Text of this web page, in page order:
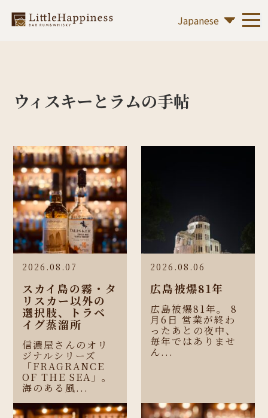
ウィスキーとラムの手帖
2026.08.07
スカイ島の霧・タ
リスカー以外の
選択肢、トラベ
イグ蒸溜所
信濃屋さんのオリ
ジナルシリーズ
「FRAGRANCE
OF THE SEA」。
海のある風...
2026.08.06
広島被爆81年
広島被爆81年。 8
月6日 営業が終わ
ったあとの夜中、
毎年ではありませ
ん...